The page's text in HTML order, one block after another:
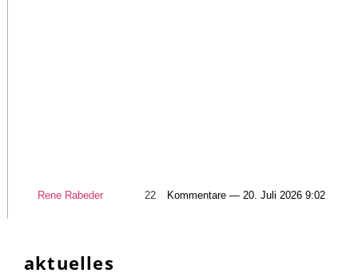
Rene Rabeder 22 Kommentare — 20. Juli 2026 9:02
aktuelles